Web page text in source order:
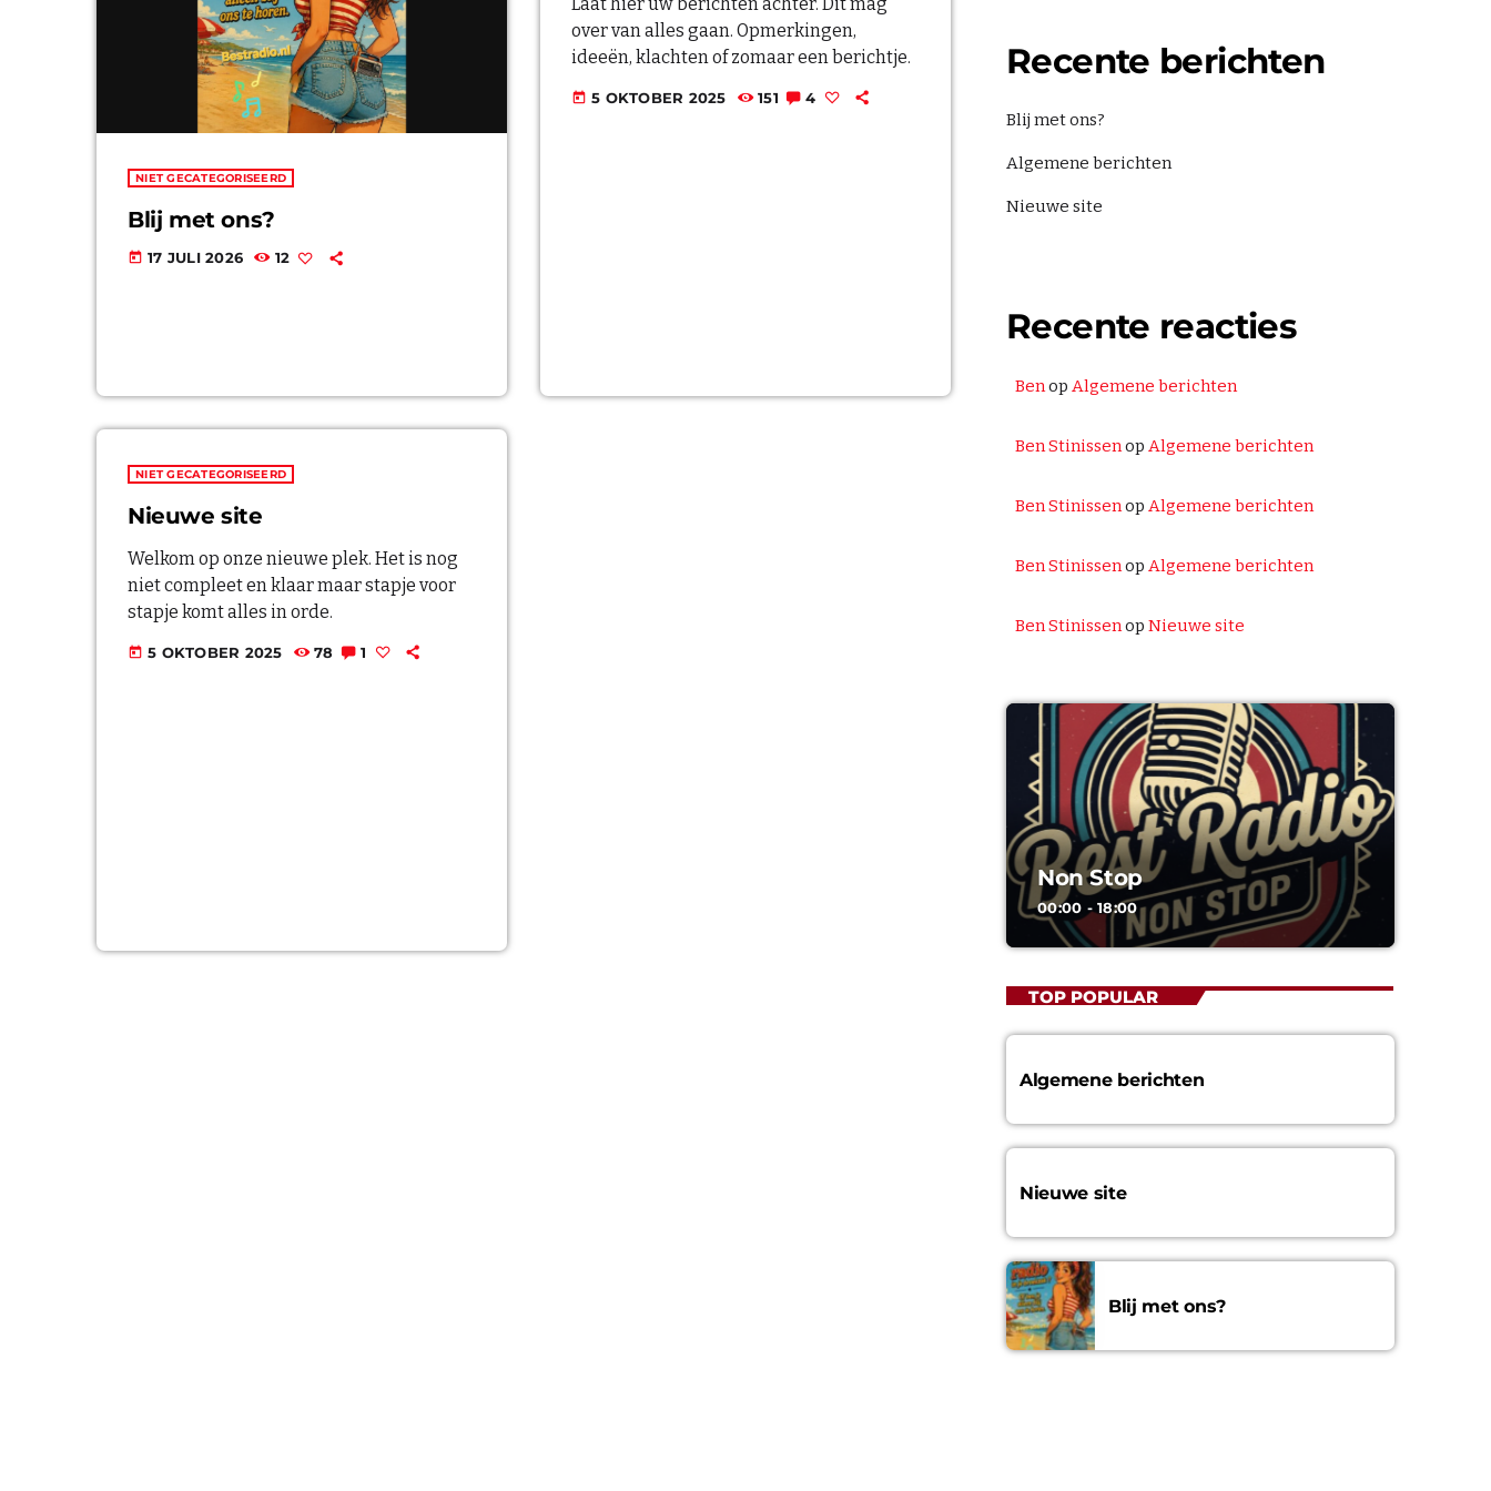
BLOG NO SIDEBAR
BLOG SIDEBAR
Non Stop
THE BEST HITS NON STOP
GEPRESENTEERD DOOR BEN STINISSEN
20:00 - 00:00
NIET GECATEGORISEERD
Blij met ons?
today 17 JULI 2026 12
over van alles gaan. Opmerkingen,
ideeën, klachten of zomaar een berichtje.
today 5 OKTOBER 2025 151 4
NIET GECATEGORISEERD
Nieuwe site
Welkom op onze nieuwe plek. Het is nog
niet compleet en klaar maar stapje voor
stapje komt alles in orde.
today 5 OKTOBER 2025 78 1
Recente berichten
Blij met ons?
Algemene berichten
Nieuwe site
Recente reacties
Benop Algemene berichten
Ben Stinissenop Algemene berichten
Ben Stinissenop Algemene berichten
Ben Stinissenop Algemene berichten
Ben Stinissenop Nieuwe site
Non Stop
00:00 - 18:00
TOP POPULAR
Algemene berichten
Nieuwe site
Blij met ons?